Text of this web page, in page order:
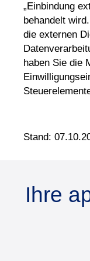
„Einbindung
behandelt
die externen
haben Sie die
Stand:
Ihre